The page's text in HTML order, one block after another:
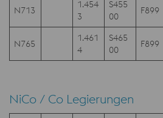
N713
1.454
3
S455
00
F899
N765
1.461
4
S465
00
F899
NiCo / Co Legierungen